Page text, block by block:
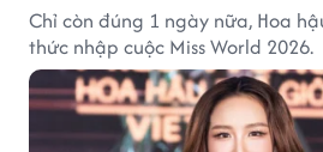
Chỉ còn đúng 1 ngày nữa, Hoa
thức nhập cuộc Miss World 2026.